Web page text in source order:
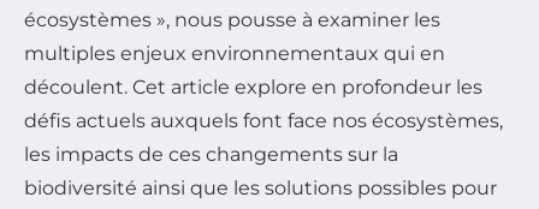
écosystèmes », nous pousse à examiner les
multiples enjeux environnementaux qui en
découlent. Cet article explore en profondeur les
défis actuels auxquels font face nos écosystèmes,
les impacts de ces changements sur la
biodiversité ainsi que les solutions possibles pour